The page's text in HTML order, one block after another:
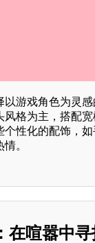
以游戏角色为灵
风格为主，搭配
性化的配饰，如
。
在喧嚣中